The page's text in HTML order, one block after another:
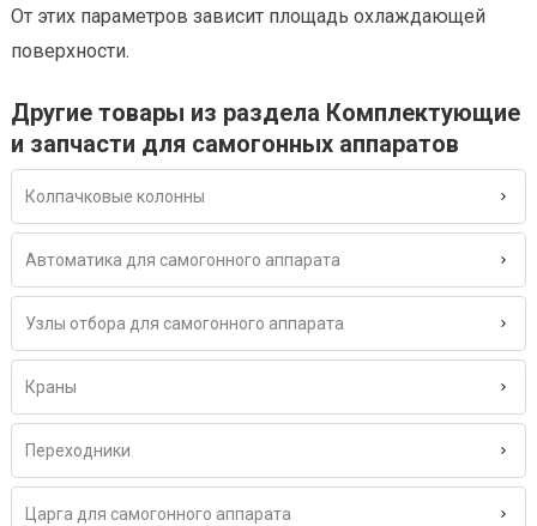
От этих параметров зависит площадь охлаждающей
поверхности.
Другие товары из раздела Комплектующие
и запчасти для самогонных аппаратов
Колпачковые колонны
Автоматика для самогонного аппарата
Узлы отбора для самогонного аппарата
Краны
Переходники
Царга для самогонного аппарата